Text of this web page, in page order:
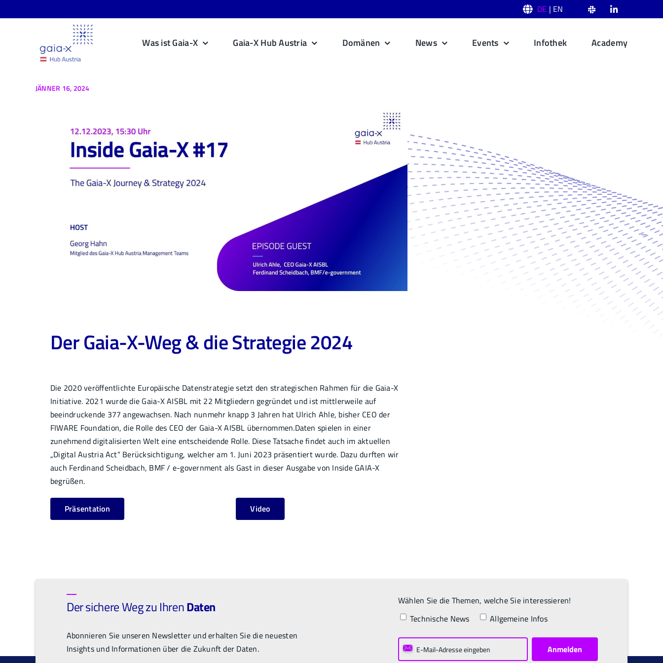
to
DE | EN
Was ist Gaia-X Gaia-X Hub Austria Domänen News Events Infothek Academy
JÄNNER 16, 2024
Der Gaia-X-Weg & die Strategie 2024
Die 2020 veröffentlichte Europäische Datenstrategie setzt den strategischen Rahmen für die Gaia-X
Initiative. 2021 wurde die Gaia-X AISBL mit 22 Mitgliedern gegründet und ist mittlerweile auf
beeindruckende 377 angewachsen. Nach nunmehr knapp 3 Jahren hat Ulrich Ahle, bisher CEO der
FIWARE Foundation, die Rolle des CEO der Gaia-X AISBL übernommen.Daten spielen in einer
zunehmend digitalisierten Welt eine entscheidende Rolle. Diese Tatsache findet auch im aktuellen
„Digital Austria Act“ Berücksichtigung, welcher am 1. Juni 2023 präsentiert wurde. Dazu durften wir
auch Ferdinand Scheidbach, BMF / e-government als Gast in dieser Ausgabe von Inside GAIA-X
begrüßen.
Präsentation Video
Der sichere Weg zu IhrenDaten
Abonnieren Sie unseren Newsletter und erhalten Sie die neuesten
Insights und Informationen über die Zukunft der Daten.
Wählen Sie die Themen, welche Sie interessieren!
Technische News
Allgemeine Infos